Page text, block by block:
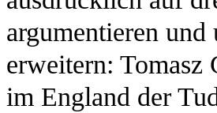
argumentieren und
erweitern: Tomasz
im England der